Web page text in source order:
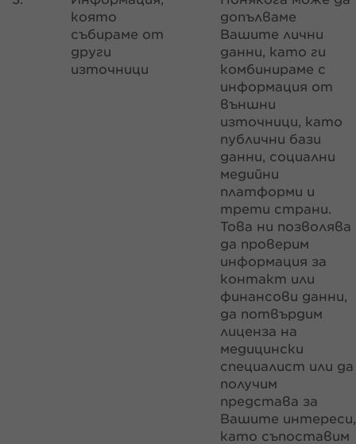
която
събираме от
други
източници
допълваме
Вашите лични
данни, като ги
комбинираме с
информация от
външни
източници, като
публични бази
данни, социални
медийни
платформи и
трети страни.
Това ни позволява
да проверим
информация за
контакт или
финансови данни,
да потвърдим
лиценза на
медицински
специалист или да
получим
представа за
Вашите интереси,
като съпоставим